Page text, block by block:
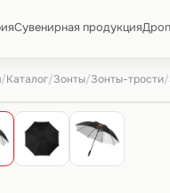
Сувенирная продукция
/Каталог/Зонты/Зонты-трости/